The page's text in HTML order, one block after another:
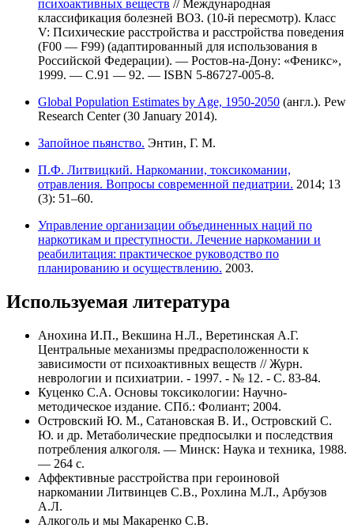
психоактивных веществ // Международная
классификация болезней ВОЗ. (10-й пересмотр). Класс
V: Психические расстройства и расстройства поведения
(F00 — F99) (адаптированный для использования в
Российской Федерации). — Ростов-на-Дону: «Феникс»,
1999. — С.91 — 92. — ISBN 5-86727-005-8.
Global Population Estimates by Age, 1950-2050 (англ.). Pew
Research Center (30 January 2014).
Запойное пьянство. Энтин, Г. М.
П.Ф. Литвицкий. Наркомании, токсикомании,
отравления. Вопросы современной педиатрии. 2014; 13
(3): 51–60.
Управление организации объединенных наций по
наркотикам и преступности. Лечение наркомании и
реабилитация: практическое руководство по
планированию и осуществлению. 2003.
Используемая литература
Анохина И.П., Векшина Н.Л., Веретинская А.Г.
Центральные механизмы предрасположенности к
зависимости от психоактивных веществ // Журн.
неврологии и психиатрии. - 1997. - № 12. - C. 83-84.
Куценко С.А. Основы токсикологии: Научно-
методическое издание. СПб.: Фолиант; 2004.
Островский Ю. М., Сатановская В. И., Островский С.
Ю. и др. Метаболические предпосылки и последствия
потребления алкоголя. — Минск: Наука и техника, 1988.
— 264 с.
Аффективные расстройства при героиновой
наркомании Литвинцев С.В., Рохлина М.Л., Арбузов
А.Л.
Алкоголь и мы Макаренко С.В.